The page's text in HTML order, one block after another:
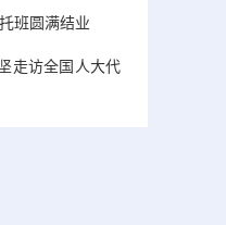
班圆满结业
走访全国人大代